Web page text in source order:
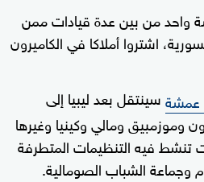
واحد من بين عدة قيادات ممن
اشتروا أملاكا في الكاميرون
عمشةسينتقل بعد ليبيا إلى
وموزمبيق ومالي وكينيا وغيرها
تنشط فيه التنظيمات المتطرفة
وجماعة الشباب الصومالية.